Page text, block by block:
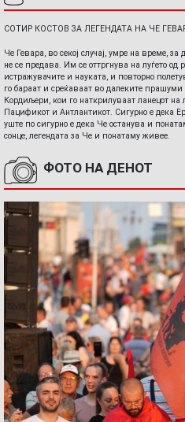
СОТИР КОСТОВ ЗА ЛЕГЕНДАТА НА ЧЕ
Че Гевара, во секој случај, умре на време,
не се предава. Им се оттргнува на луѓето од
истражувачите и науката, и повторно
го бараат и среќаваат во далеките
Кордиљери, кои го наткрилуваат ланецот
Пацификот и Антлантикот. Сигурно е дека
уште по сигурно е дека Че останува и
сонце, легендата за Че и понатаму живее.
ФОТО НА ДЕНОТ